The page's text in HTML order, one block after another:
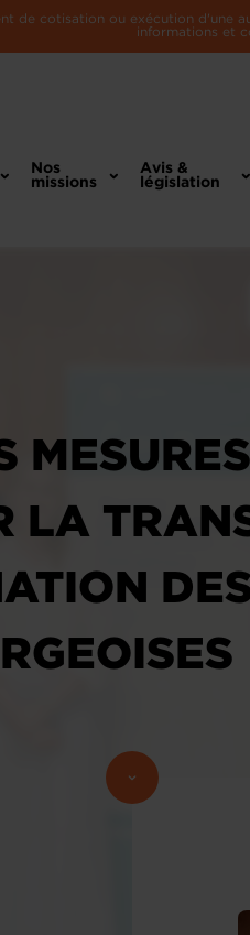
de cotisation ou exécution d'une
informations et
Nos
missions
Avis &
législation
LA